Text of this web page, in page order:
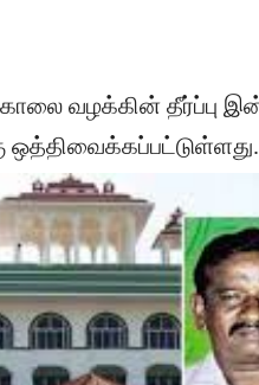
வழக்கின் தீர்ப்பு
ஒத்திவைக்கப்பட்டுள்ளது.